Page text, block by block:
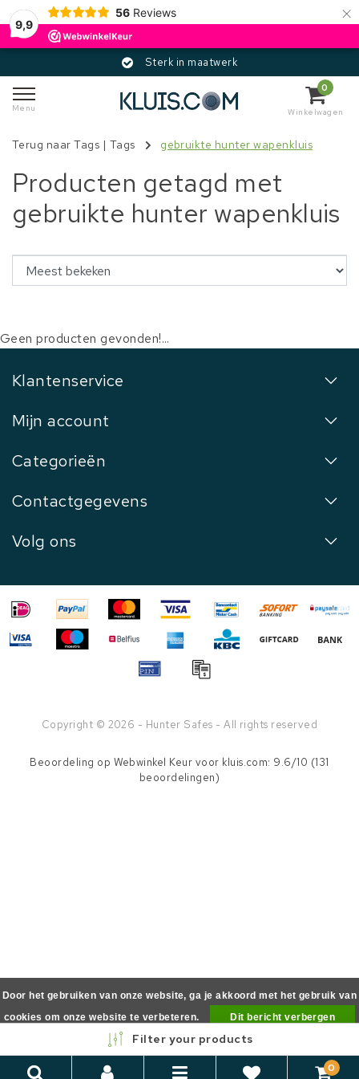
9,9
56 Reviews ×
Sterk in maatwerk
Menu
0
Winkelwagen
Terug naar Tags | Tags gebruikte hunter wapenkluis
Producten getagd met
gebruikte hunter wapenkluis
Geen producten gevonden!...
Klantenservice
Mijn account
Categorieën
Contactgegevens
Volg ons
Copyright © 2026 - Hunter Safes - All rights reserved
Filter your products
0
Beoordeling op Webwinkel Keur voor kluis.com: 9.6/10 (131
beoordelingen)
Door het gebruiken van onze website, ga je akkoord met het gebruik van
cookies om onze website te verbeteren.
Dit bericht verbergen
Meer over cookies »